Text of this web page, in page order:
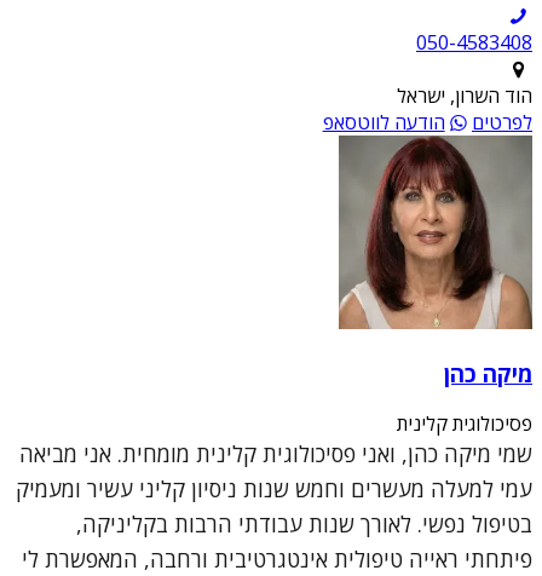
050-4583408
הוד השרון, ישראל
לפרטים
הודעה לווטסאפ
מיקה כהן
פסיכולוגית קלינית
שמי מיקה כהן, ואני פסיכולוגית קלינית מומחית. אני מביאה
עמי למעלה מעשרים וחמש שנות ניסיון קליני עשיר ומעמיק
בטיפול נפשי. לאורך שנות עבודתי הרבות בקליניקה,
פיתחתי ראייה טיפולית אינטגרטיבית ורחבה, המאפשרת לי